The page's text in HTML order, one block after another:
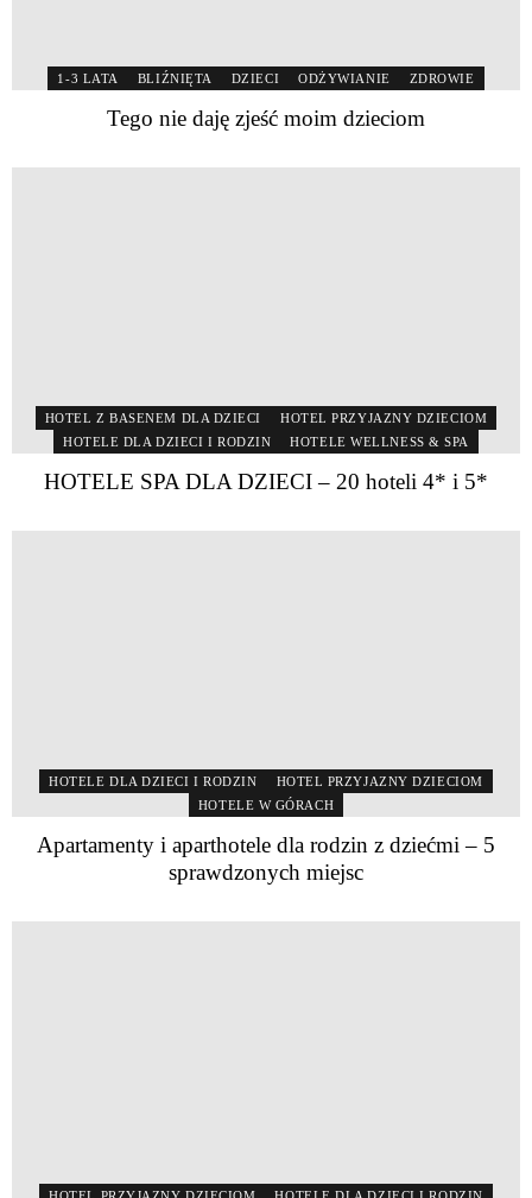
1-3 LATA BLIŹNIĘTA DZIECI ODŻYWIANIE ZDROWIE
Tego nie daję zjeść moim dzieciom
HOTEL Z BASENEM DLA DZIECI
HOTEL PRZYJAZNY DZIECIOM
HOTELE DLA DZIECI I RODZIN
HOTELE WELLNESS & SPA
HOTELE SPA DLA DZIECI – 20 hoteli 4* i 5*
HOTELE DLA DZIECI I RODZIN
HOTEL PRZYJAZNY DZIECIOM
HOTELE W GÓRACH
Apartamenty i aparthotele dla rodzin z dziećmi – 5
sprawdzonych miejsc
HOTEL PRZYJAZNY DZIECIOM HOTELE DLA DZIECI I RODZIN